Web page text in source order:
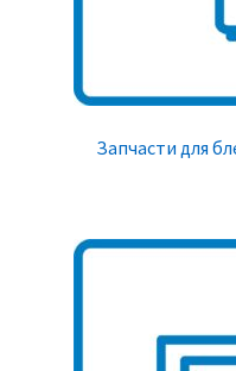
Запчасти для